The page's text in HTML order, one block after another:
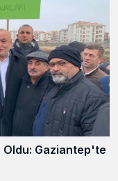
Oldu: Gaziantep'te